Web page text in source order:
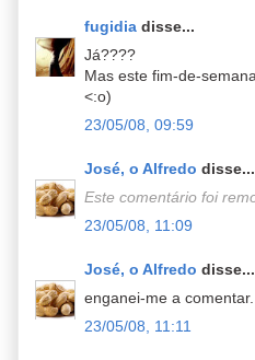
fugidia disse...
Já????
Mas este fim-de-
<:o)
23/05/08, 09:59
José, o Alfredo disse...
Este comentário foi
23/05/08, 11:09
José, o Alfredo disse...
enganei-me a
23/05/08, 11:11